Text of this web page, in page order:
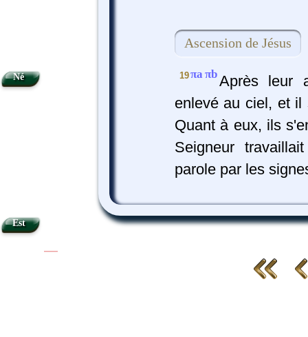
Ascension de Jésus
19πa πbAprès leur
enlevé au ciel, et
Quant à eux, ils
Seigneur
parole par les
Né
Est